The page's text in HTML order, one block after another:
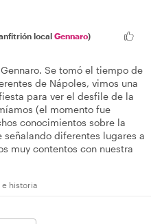
local Gennaro)
Se tomó el tiempo de
de Nápoles, vimos una
para ver el desfile de la
(el momento fue
conocimientos sobre la
diferentes lugares a
muy contentos con nuestra
e historia